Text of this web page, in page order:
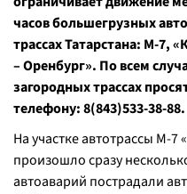
часов большегрузных
трассах Татарстана: М-7,
– Оренбург». По всем
загородных трассах
телефону: 8(843)533-38-88.
На участке автотрассы М-
произошло сразу
автоаварий пострадали